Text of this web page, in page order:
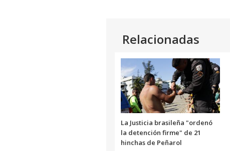
Relacionadas
La Justicia brasileña "ordenó
la detención firme" de 21
hinchas de Peñarol